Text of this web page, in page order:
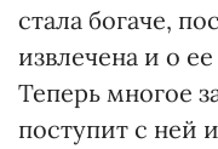
стала богаче,
извлечена и о
Теперь многое
поступит с ней